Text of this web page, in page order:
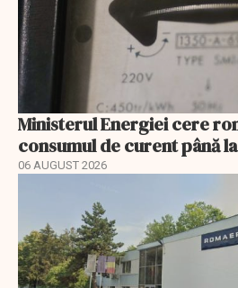
Ministerul Energiei cere
consumul de curent până
06 AUGUST 2026